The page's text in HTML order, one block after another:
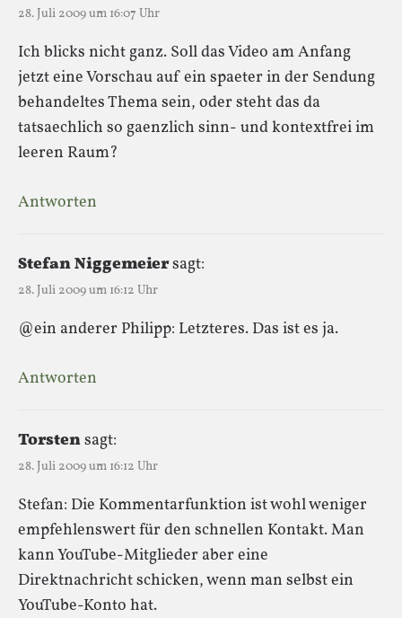
28. Juli 2009 um 16:07 Uhr
Ich blicks nicht ganz. Soll das Video am Anfang
jetzt eine Vorschau auf ein spaeter in der Sendung
behandeltes Thema sein, oder steht das da
tatsaechlich so gaenzlich sinn- und kontextfrei im
leeren Raum?
Antworten
Stefan Niggemeiersagt:
28. Juli 2009 um 16:12 Uhr
@ein anderer Philipp: Letzteres. Das ist es ja.
Antworten
Torstensagt:
28. Juli 2009 um 16:12 Uhr
Stefan: Die Kommentarfunktion ist wohl weniger
empfehlenswert für den schnellen Kontakt. Man
kann YouTube-Mitglieder aber eine
Direktnachricht schicken, wenn man selbst ein
YouTube-Konto hat.